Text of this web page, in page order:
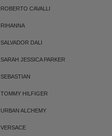
ROBERTO CAVALLI
RIHANNA
SALVADOR DALI
SARAH JESSICA PARKER
SEBASTIAN
TOMMY HILFIGER
URBAN ALCHEMY
VERSACE